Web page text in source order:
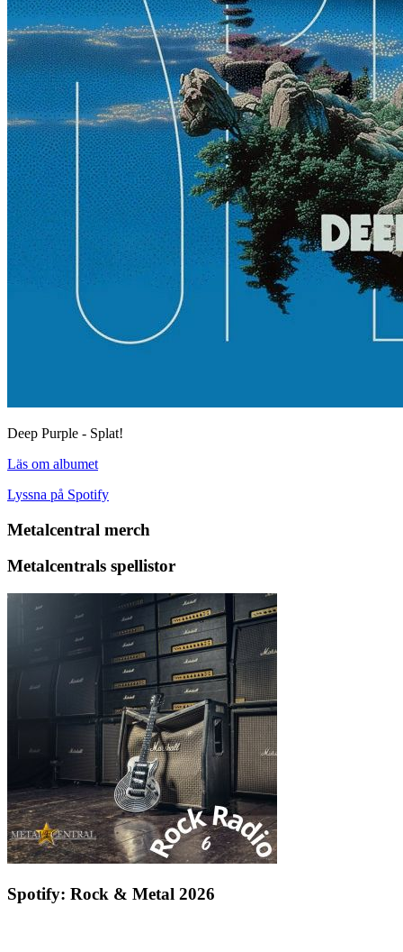
Deep Purple - Splat!
Läs om albumet
Lyssna på Spotify
Metalcentral merch
Metalcentrals spellistor
Spotify: Rock & Metal 2026